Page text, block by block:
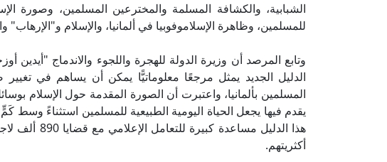
الشبابية، والكشافة المسلمة والمخترعين المسلمين، وصورة
للمسلمين، وظاهرة الإسلاموفوبيا في ألمانيا، والإسلام
وتابع المرصد أن وزيرة الدولة للهجرة واللجوء والاندماج
الدليل الجديد يمثل مرجعًا معلوماتيًّا يمكن أن يساهم في
المسلمين بألمانيا، واعتبرت أن الصورة المقدمة حول الإسلام
يقدم فيها يجعل الحياة اليومية الطبيعية للمسلمين استثناءً وسط
هذا الدليل
أكثريتهم.